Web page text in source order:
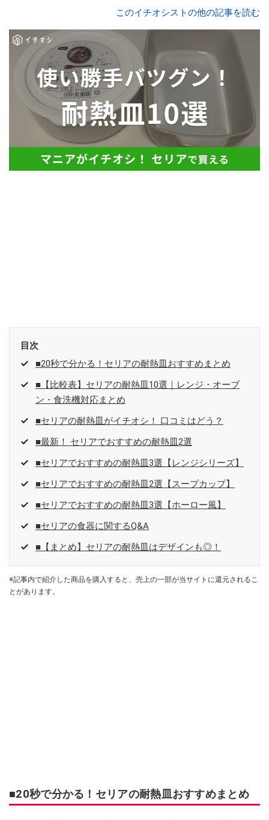
このイチオシストの他の記事を読む
目次
■20秒で分かる！セリアの耐熱皿おすすめまとめ
■【比較表】セリアの耐熱皿10選｜レンジ・オーブ
ン・食洗機対応まとめ
■セリアの耐熱皿がイチオシ！ 口コミはどう？
■最新！ セリアでおすすめの耐熱皿2選
■セリアでおすすめの耐熱皿3選【レンジシリーズ】
■セリアでおすすめの耐熱皿2選【スープカップ】
■セリアでおすすめの耐熱皿3選【ホーロー風】
■セリアの食器に関するQ&A
■【まとめ】セリアの耐熱皿はデザインも◎！
※記事内で紹介した商品を購入すると、売上の一部が当サイトに還元されるこ
とがあります。
■20秒で分かる！セリアの耐熱皿おすすめまとめ